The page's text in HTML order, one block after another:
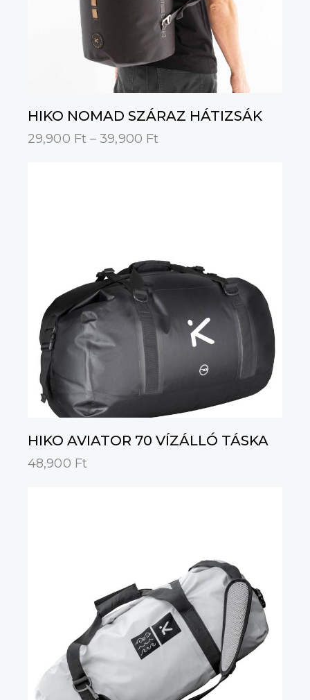
HIKO NOMAD SZÁRAZ HÁTIZSÁK
29,900 Ft – 39,900 Ft
HIKO AVIATOR 70 VÍZÁLLÓ TÁSKA
48,900 Ft